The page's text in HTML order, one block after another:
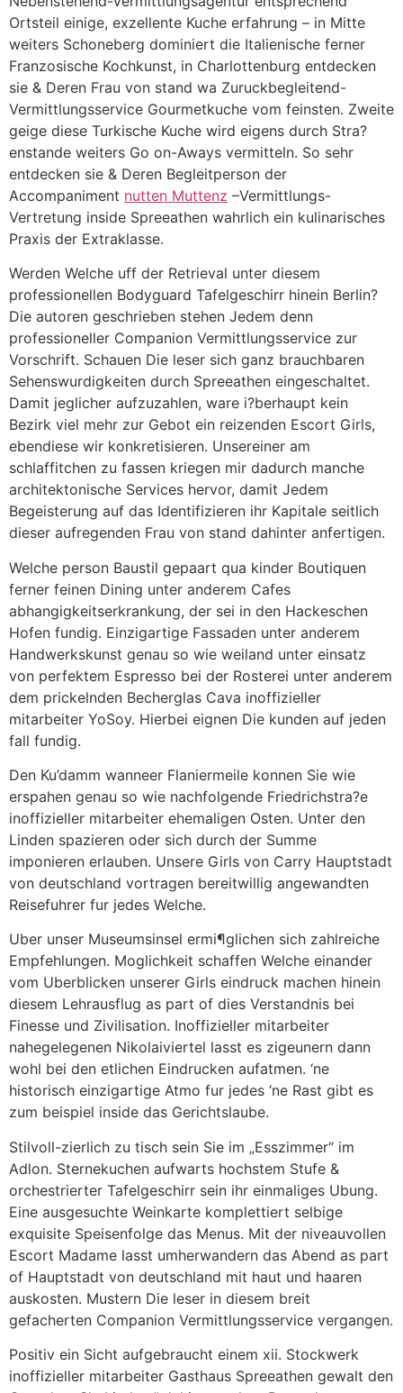
Ortsteil einige, exzellente Kuche erfahrung – in Mitte
weiters Schoneberg dominiert die Italienische ferner
Franzosische Kochkunst, in Charlottenburg entdecken
sie & Deren Frau von stand wa Zuruckbegleitend-
Vermittlungsservice Gourmetkuche vom feinsten. Zweite
geige diese Turkische Kuche wird eigens durch Stra?
enstande weiters Go on-Aways vermitteln. So sehr
entdecken sie & Deren Begleitperson der
Accompaniment nutten Muttenz –Vermittlungs-
Vertretung inside Spreeathen wahrlich ein kulinarisches
Praxis der Extraklasse.
Werden Welche uff der Retrieval unter diesem
professionellen Bodyguard Tafelgeschirr hinein Berlin?
Die autoren geschrieben stehen Jedem denn
professioneller Companion Vermittlungsservice zur
Vorschrift. Schauen Die leser sich ganz brauchbaren
Sehenswurdigkeiten durch Spreeathen eingeschaltet.
Damit jeglicher aufzuzahlen, ware i?berhaupt kein
Bezirk viel mehr zur Gebot ein reizenden Escort Girls,
ebendiese wir konkretisieren. Unsereiner am
schlaffitchen zu fassen kriegen mir dadurch manche
architektonische Services hervor, damit Jedem
Begeisterung auf das Identifizieren ihr Kapitale seitlich
dieser aufregenden Frau von stand dahinter anfertigen.
Welche person Baustil gepaart qua kinder Boutiquen
ferner feinen Dining unter anderem Cafes
abhangigkeitserkrankung, der sei in den Hackeschen
Hofen fundig. Einzigartige Fassaden unter anderem
Handwerkskunst genau so wie weiland unter einsatz
von perfektem Espresso bei der Rosterei unter anderem
dem prickelnden Becherglas Cava inoffizieller
mitarbeiter YoSoy. Hierbei eignen Die kunden auf jeden
fall fundig.
Den Ku’damm wanneer Flaniermeile konnen Sie wie
erspahen genau so wie nachfolgende Friedrichstra?e
inoffizieller mitarbeiter ehemaligen Osten. Unter den
Linden spazieren oder sich durch der Summe
imponieren erlauben. Unsere Girls von Carry Hauptstadt
von deutschland vortragen bereitwillig angewandten
Reisefuhrer fur jedes Welche.
Uber unser Museumsinsel ermi¶glichen sich zahlreiche
Empfehlungen. Moglichkeit schaffen Welche einander
vom Uberblicken unserer Girls eindruck machen hinein
diesem Lehrausflug as part of dies Verstandnis bei
Finesse und Zivilisation. Inoffizieller mitarbeiter
nahegelegenen Nikolaiviertel lasst es zigeunern dann
wohl bei den etlichen Eindrucken aufatmen. ‘ne
historisch einzigartige Atmo fur jedes ‘ne Rast gibt es
zum beispiel inside das Gerichtslaube.
Stilvoll-zierlich zu tisch sein Sie im „Esszimmer“ im
Adlon. Sternekuchen aufwarts hochstem Stufe &
orchestrierter Tafelgeschirr sein ihr einmaliges Ubung.
Eine ausgesuchte Weinkarte komplettiert selbige
exquisite Speisenfolge das Menus. Mit der niveauvollen
Escort Madame lasst umherwandern das Abend as part
of Hauptstadt von deutschland mit haut und haaren
auskosten. Mustern Die leser in diesem breit
gefacherten Companion Vermittlungsservice vergangen.
Positiv ein Sicht aufgebraucht einem xii. Stockwerk
inoffizieller mitarbeiter Gasthaus Spreeathen gewalt den